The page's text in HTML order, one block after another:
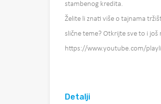
stambenog kredita.
Želite li znati više o tajnama
slične teme? Otkrijte sve to i još
https://www.youtube.com/
Detalji